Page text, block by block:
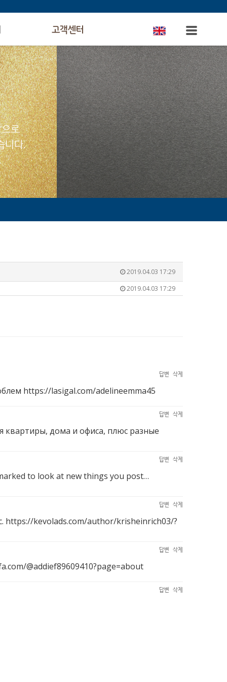
고객센터
로
니다.
2019.04.03 17:29
2019.04.03 17:29
답변 삭제
https://lasigal.com/adelineemma45
답변 삭제
квартиры, дома и офиса, плюс разные
답변 삭제
to look at new things you post…
답변 삭제
https://kevolads.com/author/krisheinrich03/?
답변 삭제
@addief89609410?page=about
답변 삭제